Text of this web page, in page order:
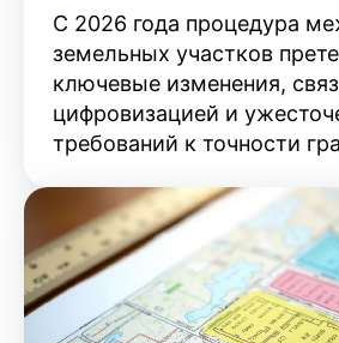
С 2026 года процедура
земельных участков
ключевые изменения,
цифровизацией и
требований к точности
правила процесса, чтобы
допустили ошибок при
соседями. Узнайте, как
размежевать участок в
избежав судебных